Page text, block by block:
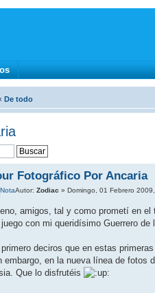
‹ De todo
Fotográfico Por Ancaria
Autor:Zodiac » Domingo, 01 Febrero
amigos, tal y como prometí en
juego con mi queridísimo Guerrero de
primero deciros que en estas
embargo, en la nueva línea de fotos
Que lo disfrutéis